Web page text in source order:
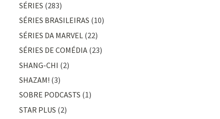
SÉRIES (283)
SÉRIES BRASILEIRAS (10)
SÉRIES DA MARVEL (22)
SÉRIES DE COMÉDIA (23)
SHANG-CHI (2)
SHAZAM! (3)
SOBRE PODCASTS (1)
STAR PLUS (2)